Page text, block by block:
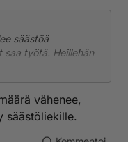
säästöä
saa työtä. Heillehän
tukia. Lisäksi
vähenee,
säästöliekille.